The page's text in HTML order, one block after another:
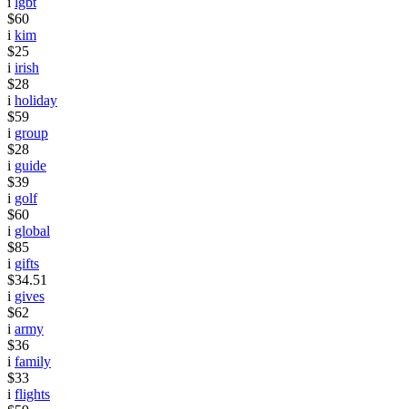
$60
i kim
$25
i irish
$28
i holiday
$59
i group
$28
i guide
$39
i golf
$60
i global
$85
i gifts
$34.51
i gives
$62
i army
$36
i family
$33
i flights